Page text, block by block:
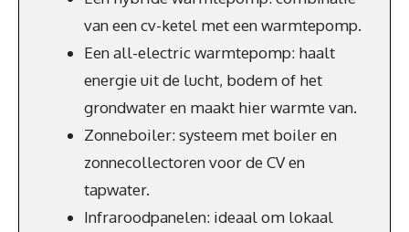
van een cv-ketel met een warmtepomp.
Een all-electric warmtepomp: haalt
energie uit de lucht, bodem of het
grondwater en maakt hier warmte van.
Zonneboiler: systeem met boiler en
zonnecollectoren voor de CV en
tapwater.
Infraroodpanelen: ideaal om lokaal